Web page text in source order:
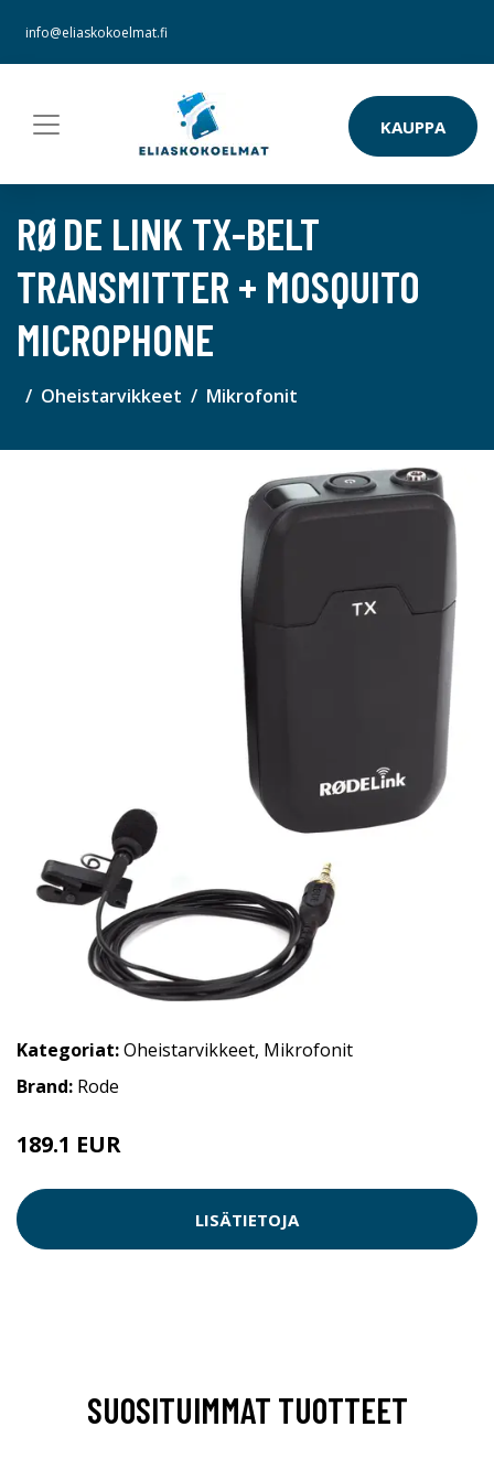
info@eliaskokoelmat.fi
KAUPPA
RØDE LINK TX-BELT
TRANSMITTER + MOSQUITO
MICROPHONE
Oheistarvikkeet Mikrofonit
Kategoriat:Oheistarvikkeet, Mikrofonit
Brand: Rode
189.1 EUR
LISÄTIETOJA
SUOSITUIMMAT TUOTTEET